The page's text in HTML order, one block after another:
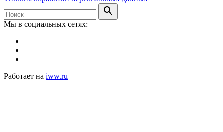
search
Мы в социальных сетях:
Работает на iww.ru